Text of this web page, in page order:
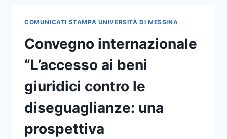
ATENEO
PER
PRESENTAZIONE
DEL
SUO
ULTIMO
ROMANZO “UNA
PICCOLA
FORMALITÀ”
COMUNICATI STAMPA UNIVERSITÀ DI MESSINA
Convegno internazionale
“L’accesso ai beni
giuridici contro le
diseguaglianze: una
prospettiva